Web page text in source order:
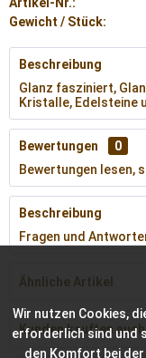
Gewicht / Stück:
Beschreibung
Glanz fasziniert,
Kristalle, Edelsteine
Bewertungen
0
Bewertungen lesen,
Beschreibung
Fragen und
Ähnliche Artikel
Kunden kauften auch
Wir nutzen Cookies,
erforderlich sind und
den Komfort bei